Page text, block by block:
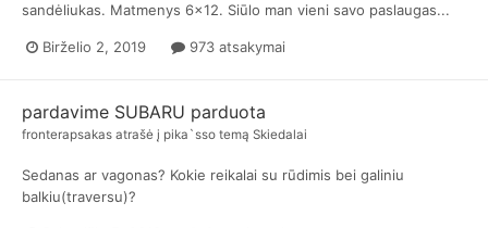
sandėliukas. Matmenys 6x12. Siūlo man vieni savo paslaugas...
Birželio 2, 2019 973 atsakymai
pardavime SUBARU parduota
fronterapsakas atrašė į pika`sso temą Skiedalai
Sedanas ar vagonas? Kokie reikalai su rūdimis bei galiniu
balkiu(traversu)?